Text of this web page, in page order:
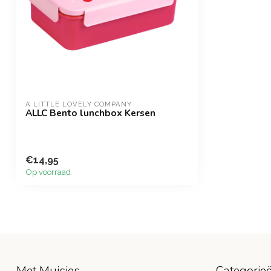
A LITTLE LOVELY COMPANY
ALLC Bento lunchbox Kersen
€14,95
Op voorraad